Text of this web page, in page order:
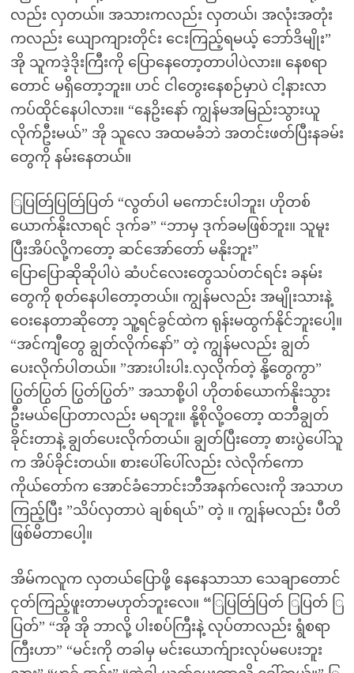
လည်း လှတယ်။ အသားကလည်း လှတယ်၊ အလုံးအတုံး
ကလည်း ယျောကျားတိုင်း ငေးကြည့်ရမယ့် ဘော်ဒိမျိုး”
အို သူကဒဲ့ဒိုးကြီးကို ပြောနေတော့တာပါပဲလား။ နေစရာ
တောင် မရှိတော့ဘူး။ ဟင် ငါတွေးနေစဉ်မှာပဲ ငါ့နားလာ
ကပ်ထိုင်နေပါလား။ “နေဥိးနော် ကျွန်မအမြည်းသွားယူ
လိုက်ဦးမယ်” အို သူလေ အထမခံဘဲ အတင်းဖတ်ပြီးနခမ်း
တွေကို နမ်းနေတယ်။
ြပြတ်ြပြတ်ြပြတ် “လွတ်ပါ မကောင်းပါဘူး၊ ဟိုတစ်
ယောက်နိုးလာရင် ဒုက်ခ” “ဘာမှ ဒုက်ခမဖြစ်ဘူး။ သူမူး
ပြီးအိပ်လို့ကတော့ ဆင်အော်တော် မနိုးဘူး”
ပြောပြောဆိုဆိုပါပဲ ဆံပင်လေးတွေသပ်တင်ရင်း ခနမ်း
တွေကို စုတ်နေပါတော့တယ်။ ကျွန်မလည်း အမျိုးသားနဲ့
ဝေးနေတာဆိုတော့ သူ့ရင်ခွင်ထဲက ရုန်းမထွက်နိုင်ဘူးပေါ့။
“အင်ကျီတွေ ချွတ်လိုက်နော်” တဲ့ ကျွန်မလည်း ချွတ်
ပေးလိုက်ပါတယ်။ ”အားပါးပါး.လှလိုက်တဲ့ နို့တွေကွာ”
ပြွတ်ပြွတ် ပြွတ်ပြွတ်” အသာစို့ပါ ဟိုတစ်ယောက်နိုးသွား
ဦးမယ်ပြောတာလည်း မရဘူး။ နို့စိုလို့ဝတော့ ထဘီချွတ်
ခိုင်းတာနဲ့ ချွတ်ပေးလိုက်တယ်။ ချွတ်ပြီးတော့ စားပွဲပေါ်သူ
က အိပ်ခိုင်းတယ်။ စားပေါ်ပေါ်လည်း လဲလိုက်ကော
ကိုယ်တော်က အောင်ခံဘောင်းဘီအနက်လေးကို အသာဟ
ကြည့်ပြီး ”သိပ်လှတာပဲ ချစ်ရယ်” တဲ့ ။ ကျွန်မလည်း ပီတိ
ဖြစ်မိတာပေါ့။
အိမ်ကလူက လှတယ်ပြောဖို့ နေနေသာသာ သေချာတောင်
ငုတ်ကြည့်ဖူးတာမဟုတ်ဘူးလေ။ “ြပြတ်ြပြတ် ြပြတ် ြ
ပြတ်” “အို အို ဘာလို့ ပါးစပ်ကြီးနဲ့ လုပ်တာလည်း ရွံစရာ
ကြီးဟာ” “မင်းကို တခါမှ မင်းယောက်ျားလုပ်မပေးဘူး